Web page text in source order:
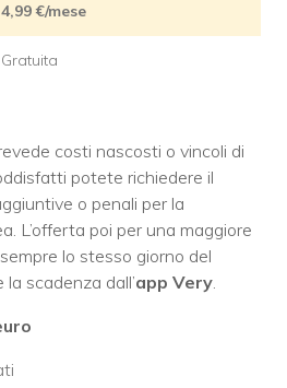
4,99 €/mese
Gratuita
costi nascosti o vincoli di
potete richiedere il
o penali per la
L’offerta poi per una maggiore
lo stesso giorno del
scadenza dall’app Very.